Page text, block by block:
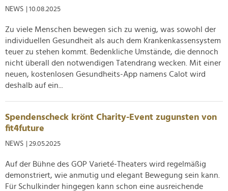
NEWS | 10.08.2025
Zu viele Menschen bewegen sich zu wenig, was sowohl der
individuellen Gesundheit als auch dem Krankenkassensystem
teuer zu stehen kommt. Bedenkliche Umstände, die dennoch
nicht überall den notwendigen Tatendrang wecken. Mit einer
neuen, kostenlosen Gesundheits-App namens Calot wird
deshalb auf ein...
Spendenscheck krönt Charity-Event zugunsten von
fit4future
NEWS | 29.05.2025
Auf der Bühne des GOP Varieté-Theaters wird regelmäßig
demonstriert, wie anmutig und elegant Bewegung sein kann.
Für Schulkinder hingegen kann schon eine ausreichende